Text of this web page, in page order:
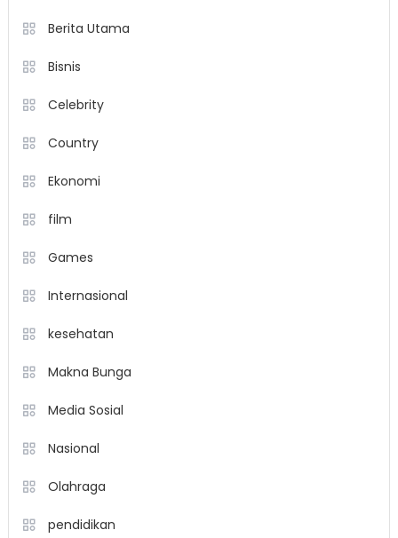
Berita Utama
Bisnis
Celebrity
Country
Ekonomi
film
Games
Internasional
kesehatan
Makna Bunga
Media Sosial
Nasional
Olahraga
pendidikan